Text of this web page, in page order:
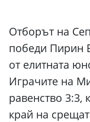
Отборът на
победи Пирин
от елитната
Играчите на
равенство 3:3,
край на